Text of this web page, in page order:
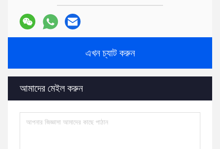
এখন চ্যাট করুন
আমাদের মেইল ​​করুন